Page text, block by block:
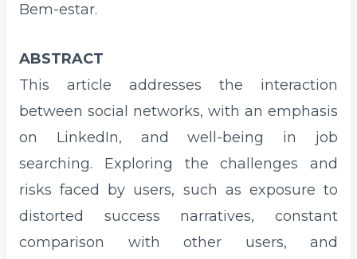
Bem-estar.
ABSTRACT
This article addresses the interaction
between social networks, with an emphasis
on LinkedIn, and well-being in job
searching. Exploring the challenges and
risks faced by users, such as exposure to
distorted success narratives, constant
comparison with other users, and